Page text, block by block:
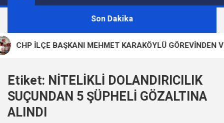
Son Dakika
CHP İLÇE BAŞKANI MEHMET KARAKÖYLÜ GÖREVİNDEN VE
Etiket: NİTELİKLİ DOLANDIRICILIK
SUÇUNDAN 5 ŞÜPHELİ GÖZALTINA
ALINDI